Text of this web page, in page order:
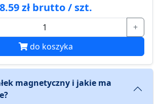
8.59 zł brutto / szt.
+
do koszyka
magnetyczny i jakie ma